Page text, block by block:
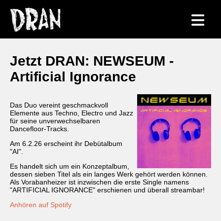
Jetzt DRAN: NEWSEUM -
Artificial Ignorance
Das Duo vereint geschmackvoll
Elemente aus Techno, Electro und Jazz
für seine unverwechselbaren
Dancefloor-Tracks.
Am 6.2.26 erscheint ihr Debütalbum
"AI".
Es handelt sich um ein Konzeptalbum,
dessen sieben Titel als ein langes Werk gehört werden können.
Als Vorabanheizer ist inzwischen die erste Single namens
"ARTIFICIAL IGNORANCE" erschienen und überall streambar!
Anhören auf Spotify